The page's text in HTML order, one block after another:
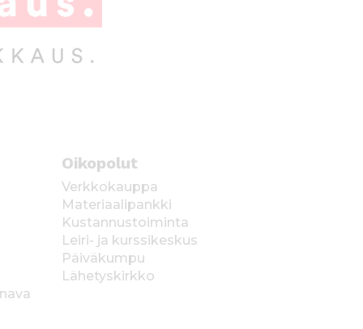
Oikopolut
Verkkokauppa
Materiaalipankki
Kustannustoiminta
Leiri- ja kurssikeskus
Päiväkumpu
Lähetyskirkko